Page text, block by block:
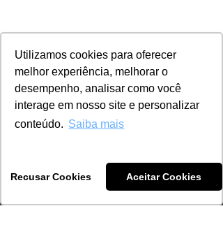
Utilizamos cookies para oferecer
melhor experiência, melhorar o
desempenho, analisar como você
interage em nosso site e personalizar
conteúdo. Saiba mais
Recusar Cookies Aceitar Cookies
Menu
Sobre nós